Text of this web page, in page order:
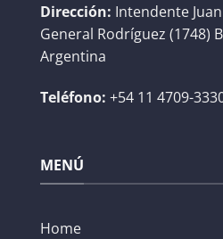
Dirección: Intendente
General Rodríguez (1748)
Argentina
Teléfono: +54 11 4709-
MENÚ
Home